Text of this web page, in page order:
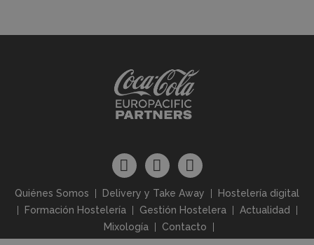
Quiénes Somos Delivery y Take Away
Hostelería digital
Formación Hostelería
Gestión Hostelera
Actualidad
Mixología
Contacto